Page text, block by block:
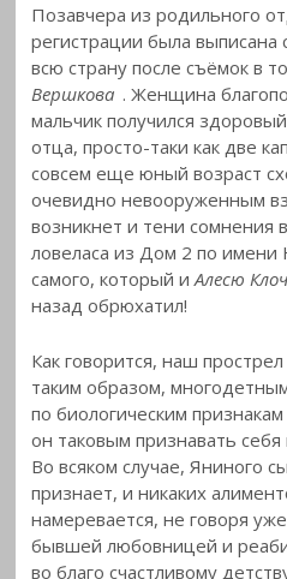
Позавчера из родильного
регистрации была выписана
всю страну после съёмок в
Вершкова . Женщина
мальчик получился
отца, просто-таки как две
совсем еще юный возраст
очевидно невооруженным
возникнет и тени сомнения
ловеласа из Дом 2 по
самого, который иАлесю
назад обрюхатил!
Как говорится, наш
таким образом,
по биологическим
он таковым признавать себя
Во всяком случае, Яниного
признает, и никаких
намеревается, не говоря
бывшей любовницей и
во благо счастливому